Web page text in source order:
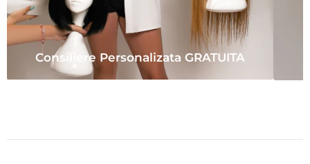
Consiliere Personalizata GRATUITA